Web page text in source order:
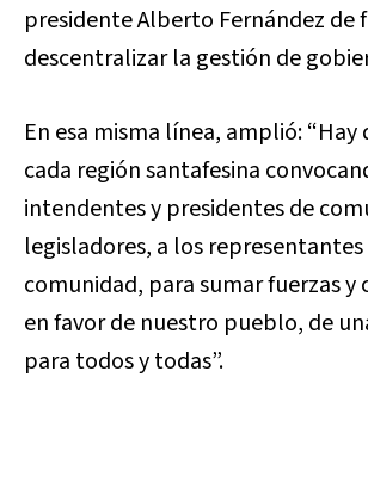
presidente Alberto Fernández de
descentralizar la gestión de
En esa misma línea, amplió: “Hay
cada región santafesina
intendentes y presidentes de
legisladores, a los representantes
comunidad, para sumar fuerzas y
en favor de nuestro pueblo, de
para todos y todas”.